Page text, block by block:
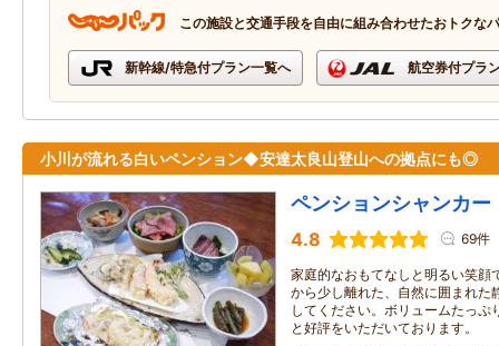
この施設と交通手段を自由に組み合わせたおトクな
新幹線/特急付プラン一覧へ 航空券付プラ
小川が流れる白いペンション◆安達太良山登山への拠点にも◎
ペンションシャンカー
4.8 69件
家庭的なおもてなしと明るい笑顔
から少し離れた、自然に囲まれた
してください。ボリュームたっぷ
と好評をいただいております。